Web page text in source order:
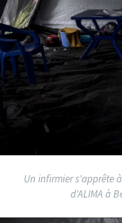
Un infirmier s'apprête
d'ALIMA à